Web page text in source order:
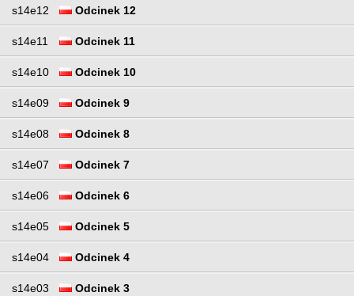
s14e12 Odcinek 12
s14e11 Odcinek 11
s14e10 Odcinek 10
s14e09 Odcinek 9
s14e08 Odcinek 8
s14e07 Odcinek 7
s14e06 Odcinek 6
s14e05 Odcinek 5
s14e04 Odcinek 4
s14e03 Odcinek 3